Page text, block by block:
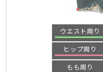
ウエスト周り
ヒップ周り
もも周り